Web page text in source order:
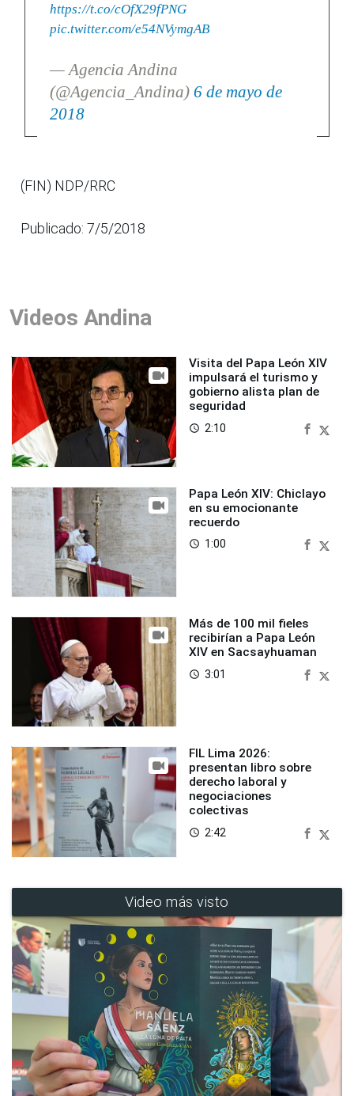
https://t.co/cOfX29fPNG
pic.twitter.com/e54NVymgAB
— Agencia Andina
(@Agencia_Andina) 6 de mayo de
2018
(FIN) NDP/RRC
Publicado: 7/5/2018
Videos Andina
Visita del Papa León XIV
impulsará el turismo y
gobierno alista plan de
seguridad
access_time 2:10
Papa León XIV: Chiclayo
en su emocionante
recuerdo
access_time 1:00
Más de 100 mil fieles
recibirían a Papa León
XIV en Sacsayhuaman
access_time 3:01
FIL Lima 2026:
presentan libro sobre
derecho laboral y
negociaciones
colectivas
access_time 2:42
Video más visto